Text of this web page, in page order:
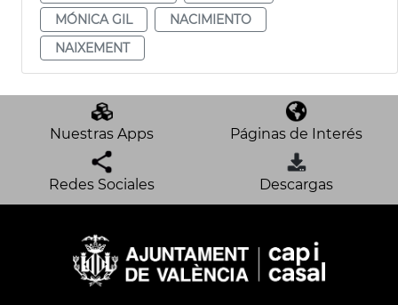
MÓNICA GIL
NACIMIENTO
NAIXEMENT
Nuestras Apps Páginas de Interés
Redes Sociales Descargas